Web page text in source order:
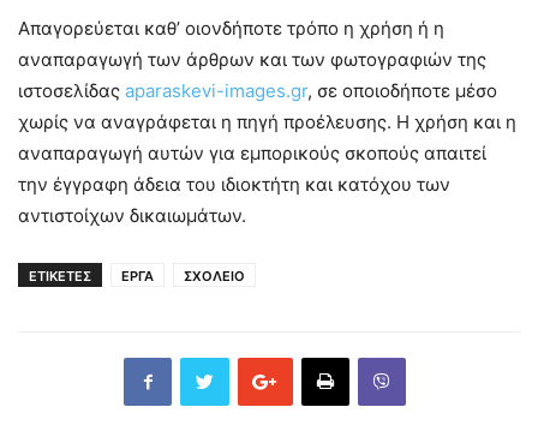
Απαγορεύεται καθ’ οιονδήποτε τρόπο η χρήση ή η
αναπαραγωγή των άρθρων και των φωτογραφιών της
ιστοσελίδας aparaskevi-images.gr, σε οποιοδήποτε μέσο
χωρίς να αναγράφεται η πηγή προέλευσης. Η χρήση και η
αναπαραγωγή αυτών για εμπορικούς σκοπούς απαιτεί
την έγγραφη άδεια του ιδιοκτήτη και κατόχου των
αντιστοίχων δικαιωμάτων.
ΕΤΙΚΕΤΕΣ ΕΡΓΑ ΣΧΟΛΕΙΟ